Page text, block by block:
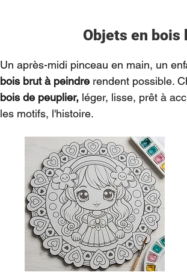
Objets en bois
Un après-midi pinceau en main, un
bois brut à peindre rendent possible.
bois de peuplier, léger, lisse, prêt à
les motifs, l'histoire.